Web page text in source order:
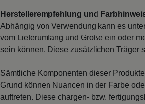
Herstellerempfehlung und
Abhängig von Verwendung kann es
vom Lieferumfang und Größe ein oder
sein können. Diese zusätzlichen Träger
Sämtliche Komponenten dieser
Grund können Nuancen in der Farbe
auftreten. Diese chargen- bzw.